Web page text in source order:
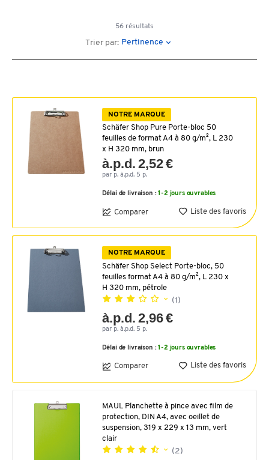
56 résultats
Trier par: Pertinence
NOTRE MARQUE
Schäfer Shop Pure Porte-bloc 50
feuilles de format A4 à 80 g/m², L 230
x H 320 mm, brun
à.p.d. 2,52 €
par p. à.p.d. 5 p.
Délai de livraison :1-2 jours ouvrables
Comparer Liste des favoris
NOTRE MARQUE
Schäfer Shop Select Porte-bloc, 50
feuilles format A4 à 80 g/m², L 230 x
H 320 mm, pétrole
(1)
à.p.d. 2,96 €
par p. à.p.d. 5 p.
Délai de livraison :1-2 jours ouvrables
Comparer Liste des favoris
MAUL Planchette à pince avec film de
protection, DIN A4, avec oeillet de
suspension, 319 x 229 x 13 mm, vert
clair
(2)